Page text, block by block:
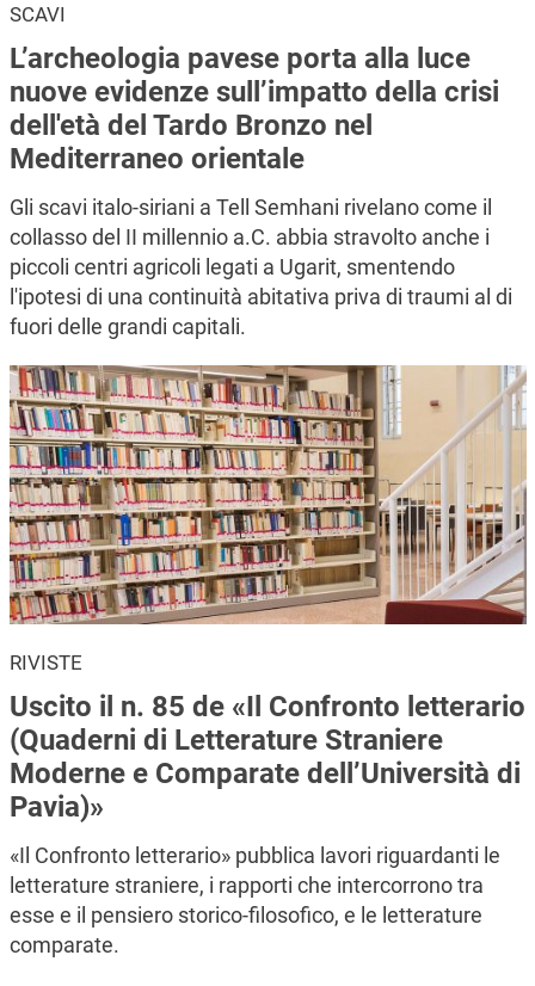
SCAVI
L’archeologia pavese porta alla luce
nuove evidenze sull’impatto della crisi
dell'età del Tardo Bronzo nel
Mediterraneo orientale
Gli scavi italo-siriani a Tell Semhani rivelano come il
collasso del II millennio a.C. abbia stravolto anche i
piccoli centri agricoli legati a Ugarit, smentendo
l'ipotesi di una continuità abitativa priva di traumi al di
fuori delle grandi capitali.
RIVISTE
Uscito il n. 85 de «Il Confronto letterario
(Quaderni di Letterature Straniere
Moderne e Comparate dell’Università di
Pavia)»
«Il Confronto letterario» pubblica lavori riguardanti le
letterature straniere, i rapporti che intercorrono tra
esse e il pensiero storico-filosofico, e le letterature
comparate.